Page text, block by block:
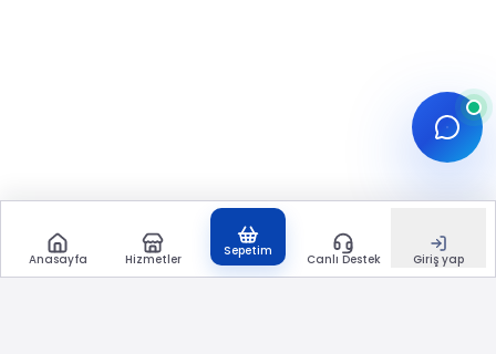
Anasayfa Hizmetler
Sepetim
Canlı Destek Giriş yap